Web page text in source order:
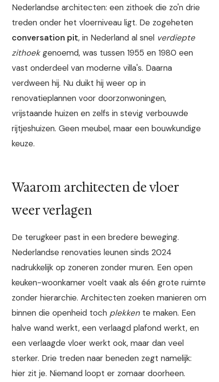
Nederlandse architecten: een zithoek die zo'n drie
treden onder het vloerniveau ligt. De zogeheten
conversation pit, in Nederland al snel verdiepte
zithoekgenoemd, was tussen 1955 en 1980 een
vast onderdeel van moderne villa's. Daarna
verdween hij. Nu duikt hij weer op in
renovatieplannen voor doorzonwoningen,
vrijstaande huizen en zelfs in stevig verbouwde
rijtjeshuizen. Geen meubel, maar een bouwkundige
keuze.
Waarom architecten de vloer
weer verlagen
De terugkeer past in een bredere beweging.
Nederlandse renovaties leunen sinds 2024
nadrukkelijk op zoneren zonder muren. Een open
keuken-woonkamer voelt vaak als één grote ruimte
zonder hierarchie. Architecten zoeken manieren om
binnen die openheid toch plekken te maken. Een
halve wand werkt, een verlaagd plafond werkt, en
een verlaagde vloer werkt ook, maar dan veel
sterker. Drie treden naar beneden zegt namelijk:
hier zit je. Niemand loopt er zomaar doorheen.